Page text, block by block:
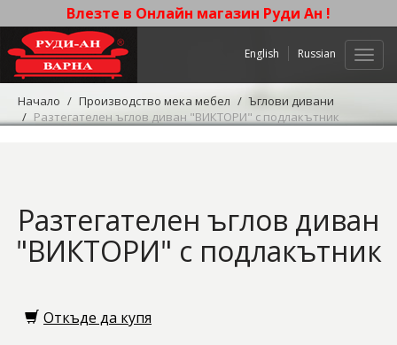
Влезте в Онлайн магазин Руди Ан !
English Russian
Начало Производство мека мебел
Ъглови дивани
Разтегателен ъглов диван "ВИКТОРИ" с подлакътник
Разтегателен ъглов диван
"ВИКТОРИ" с подлакътник
Откъде да купя